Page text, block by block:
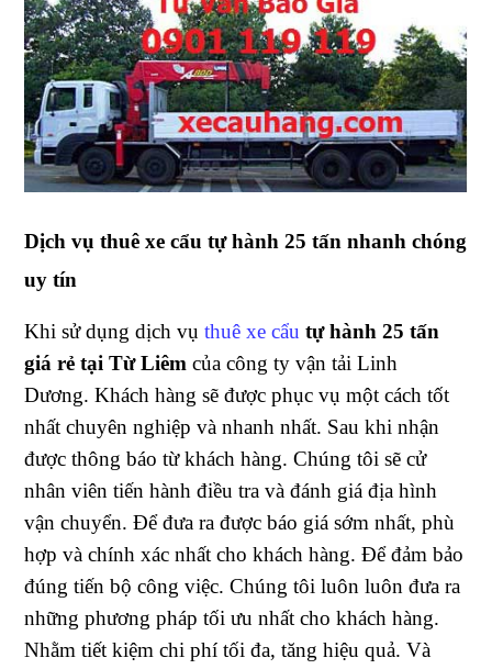
Dịch vụ thuê xe cẩu tự hành 25 tấn nhanh chóng
uy tín
Khi sử dụng dịch vụthuê xe cẩu tự hành 25 tấn
giá rẻ tại Từ Liêm của công ty vận tải Linh
Dương. Khách hàng sẽ được phục vụ một cách tốt
nhất chuyên nghiệp và nhanh nhất. Sau khi nhận
được thông báo từ khách hàng. Chúng tôi sẽ cử
nhân viên tiến hành điều tra và đánh giá địa hình
vận chuyển. Để đưa ra được báo giá sớm nhất, phù
hợp và chính xác nhất cho khách hàng. Để đảm bảo
đúng tiến bộ công việc. Chúng tôi luôn luôn đưa ra
những phương pháp tối ưu nhất cho khách hàng.
Nhằm tiết kiệm chi phí tối đa, tăng hiệu quả. Và